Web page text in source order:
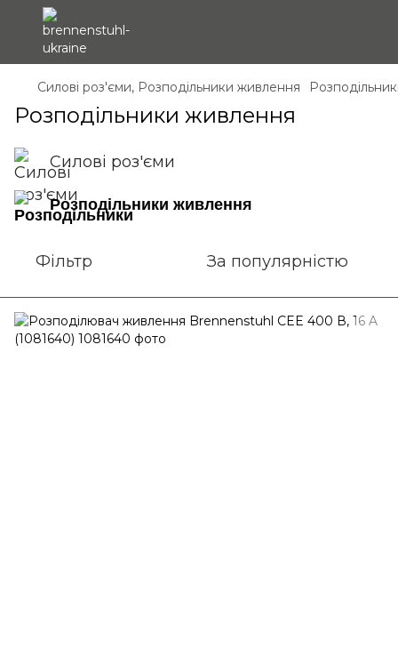
Силові роз'єми, Розподільники живлення
Розподільники живлення
Силові роз'єми
Розподільники живлення
Фільтр За популярністю